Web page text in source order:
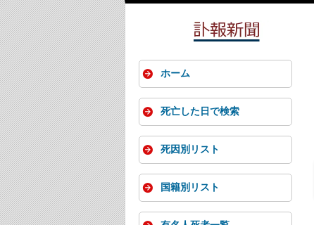
ホーム
死亡した日で検索
死因別リスト
国籍別リスト